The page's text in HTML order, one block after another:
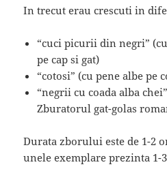
In trecut erau crescuti in
“cuci picurii din negri”
pe cap si gat)
“cotosi” (cu pene albe pe
“negrii cu coada alba
Zburatorul gat-golas
Durata zborului este de 1-2
unele exemplare prezinta 1-